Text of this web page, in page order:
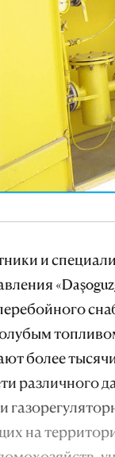
и
более
различного
на